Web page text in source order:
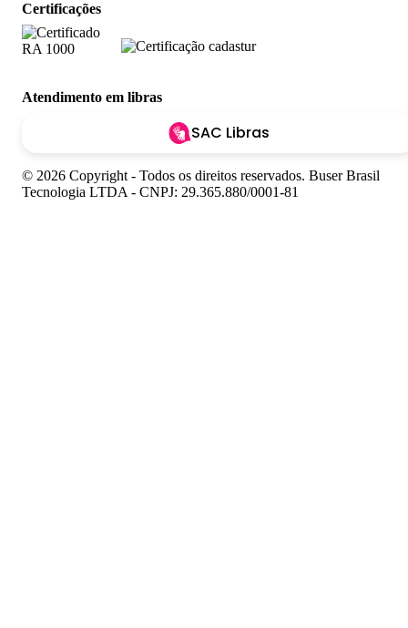
Certificações
Atendimento em libras
SAC Libras
© 2026 Copyright - Todos os direitos reservados. Buser Brasil
Tecnologia LTDA - CNPJ: 29.365.880/0001-81